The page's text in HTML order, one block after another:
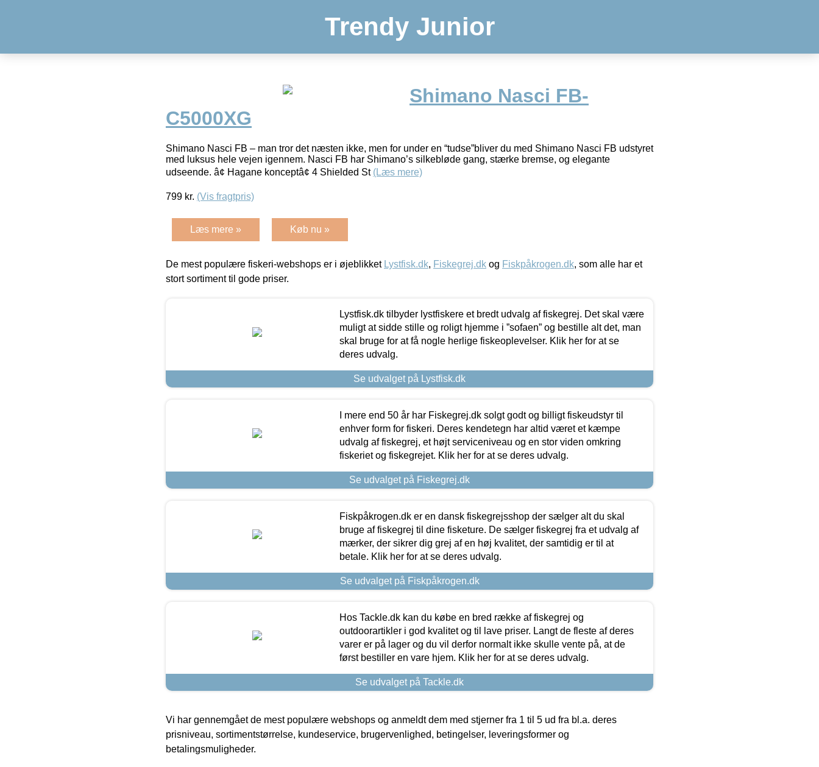
Trendy Junior
Shimano Nasci FB-
C5000XG
Shimano Nasci FB – man tror det næsten ikke, men for under en “tudse”bliver du med Shimano Nasci FB udstyret
med luksus hele vejen igennem. Nasci FB har Shimano’s silkebløde gang, stærke bremse, og elegante
udseende. â¢ Hagane konceptâ¢ 4 Shielded St (Læs mere)
799 kr. (Vis fragtpris)
Læs mere » Køb nu »
De mest populære fiskeri-webshops er i øjeblikket Lystfisk.dk, Fiskegrej.dk og Fiskpåkrogen.dk, som alle har et
stort sortiment til gode priser.
Lystfisk.dk tilbyder lystfiskere et bredt udvalg af fiskegrej. Det skal være
muligt at sidde stille og roligt hjemme i ”sofaen” og bestille alt det, man
skal bruge for at få nogle herlige fiskeoplevelser. Klik her for at se
deres udvalg.
Se udvalget på Lystfisk.dk
I mere end 50 år har Fiskegrej.dk solgt godt og billigt fiskeudstyr til
enhver form for fiskeri. Deres kendetegn har altid været et kæmpe
udvalg af fiskegrej, et højt serviceniveau og en stor viden omkring
fiskeriet og fiskegrejet. Klik her for at se deres udvalg.
Se udvalget på Fiskegrej.dk
Fiskpåkrogen.dk er en dansk fiskegrejsshop der sælger alt du skal
bruge af fiskegrej til dine fisketure. De sælger fiskegrej fra et udvalg af
mærker, der sikrer dig grej af en høj kvalitet, der samtidig er til at
betale. Klik her for at se deres udvalg.
Se udvalget på Fiskpåkrogen.dk
Hos Tackle.dk kan du købe en bred række af fiskegrej og
outdoorartikler i god kvalitet og til lave priser. Langt de fleste af deres
varer er på lager og du vil derfor normalt ikke skulle vente på, at de
først bestiller en vare hjem. Klik her for at se deres udvalg.
Se udvalget på Tackle.dk
Vi har gennemgået de mest populære webshops og anmeldt dem med stjerner fra 1 til 5 ud fra bl.a. deres
prisniveau, sortimentstørrelse, kundeservice, brugervenlighed, betingelser, leveringsformer og
betalingsmuligheder.